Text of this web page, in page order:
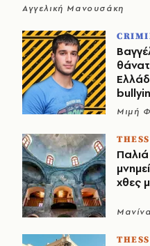
Αγγελική Μανουσάκη
Μιμή
χθες